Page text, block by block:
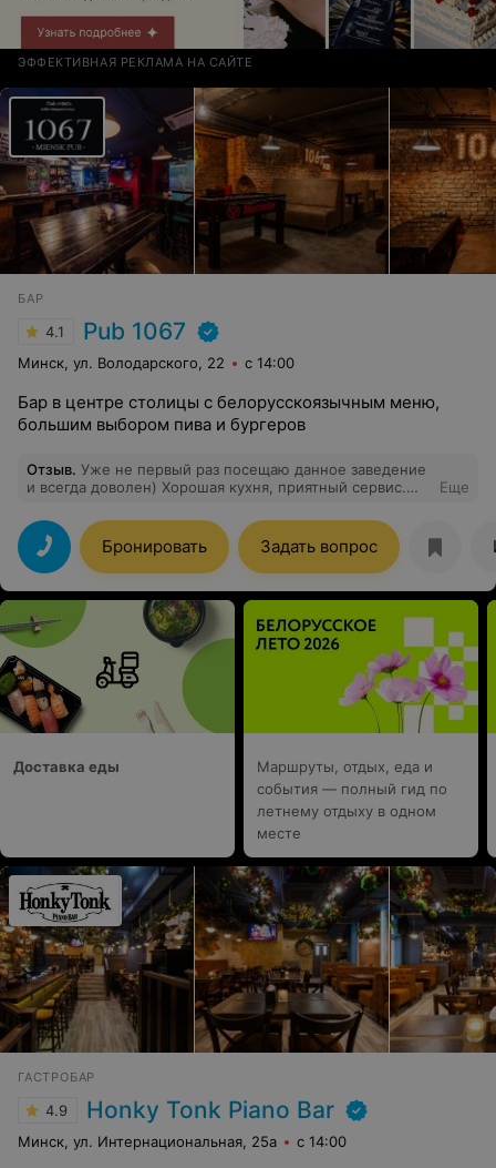
ЭФФЕКТИВНАЯ РЕКЛАМА НА САЙТЕ
БАР
4.1 Pub 1067
Минск, ул. Володарского, 22 с 14:00
Бар в центре столицы с белорусскоязычным меню,
большим выбором пива и бургеров
Отзыв. Уже не первый раз посещаю данное заведение
и всегда доволен) Хорошая кухня, приятный сервис.
обязательно рекомендовать близким))
Еще
Бронировать Задать вопрос
Доставка еды
Маршруты, отдых, еда и
события — полный гид по
летнему отдыху в одном
месте
ГАСТРОБАР
4.9 Honky Tonk Piano Bar
Минск, ул. Интернациональная, 25а с 14:00